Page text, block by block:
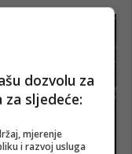
dozvolu za
sljedeće:
mjerenje
i razvoj usluga